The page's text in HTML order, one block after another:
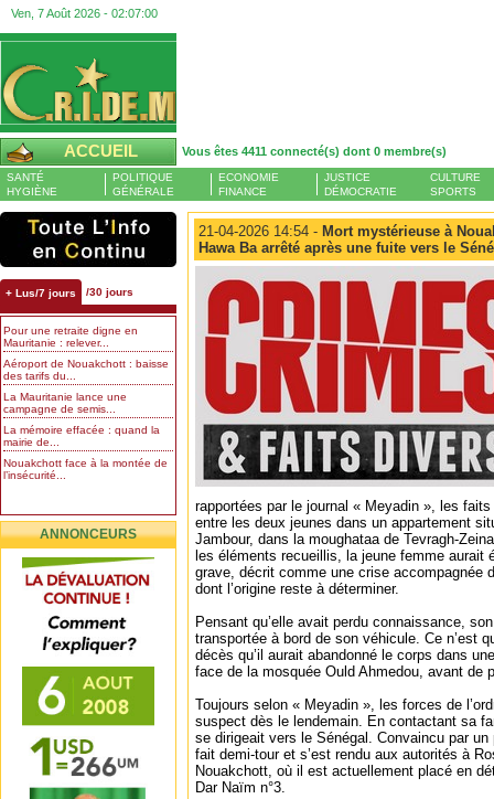
Ven, 7 Août 2026 - 02:07:01
ACCUEIL Vous êtes 4411 connecté(s) dont 0 membre(s)
SANTÉ
HYGIÈNE
POLITIQUE
GÉNÉRALE
ECONOMIE
FINANCE
JUSTICE
DÉMOCRATIE
CULTURE
SPORTS
+ Lus/7 jours /30 jours
Pour une retraite digne en
Mauritanie : relever...
Aéroport de Nouakchott : baisse
des tarifs du...
La Mauritanie lance une
campagne de semis...
La mémoire effacée : quand la
mairie de...
Nouakchott face à la montée de
l’insécurité...
ANNONCEURS
21-04-2026 14:54 - Mort mystérieuse à
Hawa Ba arrêté après une fuite vers le
rapportées par le journal « Meyadin », les
entre les deux jeunes dans un appartement
Jambour, dans la moughataa de Tevragh-
les éléments recueillis, la jeune femme aurait
grave, décrit comme une crise accompagnée
dont l’origine reste à déterminer.
Pensant qu’elle avait perdu connaissance,
transportée à bord de son véhicule. Ce n’est
décès qu’il aurait abandonné le corps dans
face de la mosquée Ould Ahmedou, avant de
Toujours selon « Meyadin », les forces de
suspect dès le lendemain. En contactant sa
se dirigeait vers le Sénégal. Convaincu par un
fait demi-tour et s’est rendu aux autorités à
Nouakchott, où il est actuellement placé en
Dar Naïm n°3.